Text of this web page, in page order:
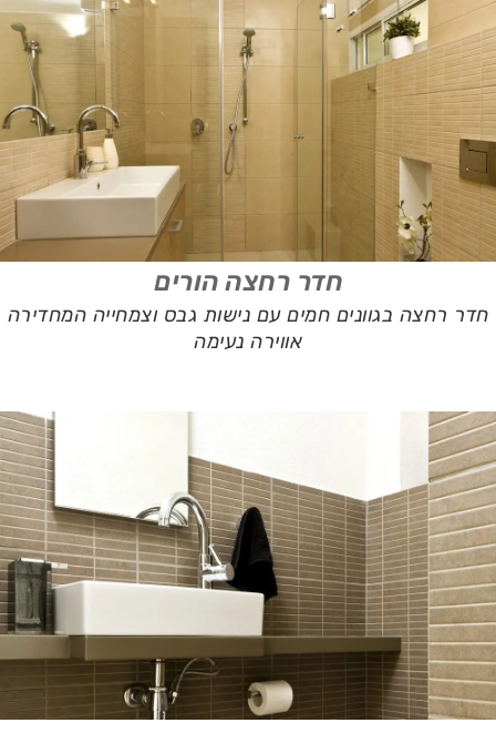
חדר רחצה הורים
חדר רחצה בגוונים חמים עם נישות גבס וצמחייה המחדירה
אווירה נעימה